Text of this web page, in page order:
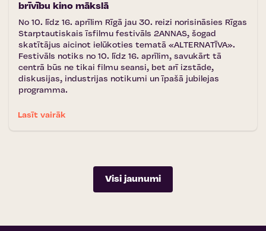
brīvību kino mākslā
No 10. līdz 16. aprīlim Rīgā jau 30. reizi norisināsies Rīgas
Starptautiskais īsfilmu festivāls 2ANNAS, šogad
skatītājus aicinot ielūkoties tematā «ALTERNATĪVA».
Festivāls notiks no 10. līdz 16. aprīlim, savukārt tā
centrā būs ne tikai filmu seansi, bet arī izstāde,
diskusijas, industrijas notikumi un īpašā jubilejas
programma.
Lasīt vairāk
Visi jaunumi